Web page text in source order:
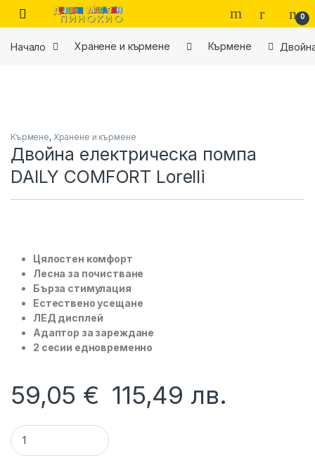
Skip to navigation
Skip to content
0
Начало Хранене и кърмене Кърмене
Кърмене, Хранене и кърмене
Двойна електрическа помпа
DAILY COMFORT Lorelli
Цялостен комфорт
Лесна за почистване
Бърза стимулация
Естествено усещане
ЛЕД дисплей
Адаптор за зареждане
2 сесии едновременно
59,05 € 115,49 лв.
Двойна електрическа помпа DAILY COMFORT Lorelli